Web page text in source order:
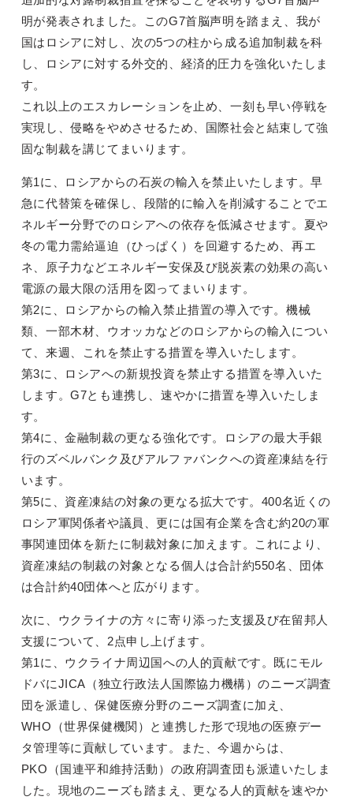
明が発表されました。このG7首脳声明を踏まえ、我が
国はロシアに対し、次の5つの柱から成る追加制裁を科
し、ロシアに対する外交的、経済的圧力を強化いたしま
す。
これ以上のエスカレーションを止め、一刻も早い停戦を
実現し、侵略をやめさせるため、国際社会と結束して強
固な制裁を講じてまいります。
第1に、ロシアからの石炭の輸入を禁止いたします。早
急に代替策を確保し、段階的に輸入を削減することでエ
ネルギー分野でのロシアへの依存を低減させます。夏や
冬の電力需給逼迫（ひっぱく）を回避するため、再エ
ネ、原子力などエネルギー安保及び脱炭素の効果の高い
電源の最大限の活用を図ってまいります。
第2に、ロシアからの輸入禁止措置の導入です。機械
類、一部木材、ウオッカなどのロシアからの輸入につい
て、来週、これを禁止する措置を導入いたします。
第3に、ロシアへの新規投資を禁止する措置を導入いた
します。G7とも連携し、速やかに措置を導入いたしま
す。
第4に、金融制裁の更なる強化です。ロシアの最大手銀
行のズベルバンク及びアルファバンクへの資産凍結を行
います。
第5に、資産凍結の対象の更なる拡大です。400名近くの
ロシア軍関係者や議員、更には国有企業を含む約20の軍
事関連団体を新たに制裁対象に加えます。これにより、
資産凍結の制裁の対象となる個人は合計約550名、団体
は合計約40団体へと広がります。
次に、ウクライナの方々に寄り添った支援及び在留邦人
支援について、2点申し上げます。
第1に、ウクライナ周辺国への人的貢献です。既にモル
ドバにJICA（独立行政法人国際協力機構）のニーズ調査
団を派遣し、保健医療分野のニーズ調査に加え、
WHO（世界保健機関）と連携した形で現地の医療デー
タ管理等に貢献しています。また、今週からは、
PKO（国連平和維持活動）の政府調査団も派遣いたしま
した。現地のニーズも踏まえ、更なる人的貢献を速やか